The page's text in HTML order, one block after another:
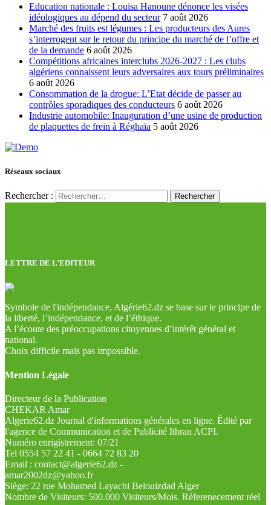
Education nationale : Louisa Hanoune dénonce les visées
idéologiques au dépend du secteur 7 août 2026
Marché des fruits est légumes : Les producteurs des Aures
s’interrogent sur le retour du principe du marché de l’offre et
de la demande 6 août 2026
Compétitions africaines interclubs 2026-2027 : Les clubs
algériens connaissent leurs adversaires aux tours préliminaires
6 août 2026
Consommation de la drogue: L’Etat décide de passer au
contrôles sporadiques des conducteurs 6 août 2026
Industrie automobile: Inauguration d’une usine de production
de plaquettes de frein à Réghaïa 5 août 2026
Réseaux sociaux
Rechercher :
LETTRE DE L’EDITEUR
Symbole de l'indépendance, Algérie62.dz se base sur le principe de
la liberté, l’indépendance, et de l’éthique.
A l’écoute des préoccupations citoyennes d’intérêt général et
national.
Choix difficile mais pas impossible.
Mention Légale
Directeur de la Publication
CHEKAR Amar
Algerie62.dz Journal d'informations générales en ligne. Édité par
l'agence de Communication et de Publicité Ithran ACPI.
Numéro enrigistrement: 07/21
Tel 0554 57 22 41 - 0664 72 83 20
Email : contact@algerie62.dz -
amar2002dz@yahoo.fr
Siège: 22 rue Mohamed Layachi Belouizdad Alger
Nombre de Visiteurs: 500.000 Visiteurs/Mois. Réferenecement réel